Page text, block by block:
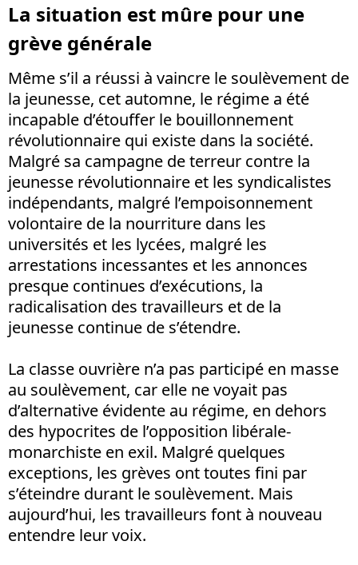
La situation est mûre pour une
grève générale
Même s’il a réussi à vaincre le soulèvement de
la jeunesse, cet automne, le régime a été
incapable d’étouffer le bouillonnement
révolutionnaire qui existe dans la société.
Malgré sa campagne de terreur contre la
jeunesse révolutionnaire et les syndicalistes
indépendants, malgré l’empoisonnement
volontaire de la nourriture dans les
universités et les lycées, malgré les
arrestations incessantes et les annonces
presque continues d’exécutions, la
radicalisation des travailleurs et de la
jeunesse continue de s’étendre.
La classe ouvrière n’a pas participé en masse
au soulèvement, car elle ne voyait pas
d’alternative évidente au régime, en dehors
des hypocrites de l’opposition libérale-
monarchiste en exil. Malgré quelques
exceptions, les grèves ont toutes fini par
s’éteindre durant le soulèvement. Mais
aujourd’hui, les travailleurs font à nouveau
entendre leur voix.